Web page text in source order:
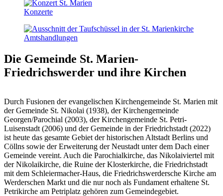
Konzerte
Amts­handlungen
Die Gemeinde St. Marien-
Friedrichswerder und ihre Kirchen
Durch Fusionen der evangelischen Kirchengemeinde St. Marien mit
der Gemeinde St. Nikolai (1938), der Kirchengemeinde
Georgen/Parochial (2003), der Kirchengemeinde St. Petri-
Luisenstadt (2006) und der Gemeinde in der Friedrichstadt (2022)
ist heute das gesamte Gebiet der historischen Altstadt Berlins und
Cöllns sowie der Erweiterung der Neustadt unter dem Dach einer
Gemeinde vereint. Auch die Parochialkirche, das Nikolaiviertel mit
der Nikolaikirche, die Ruine der Klosterkirche, die Friedrichstadt
mit dem Schleiermacher-Haus, die Friedrichswerdersche Kirche am
Werderschen Markt und die nur noch als Fundament erhaltene St.
Petrikirche am Petriplatz gehören zum Gemeindegebiet.